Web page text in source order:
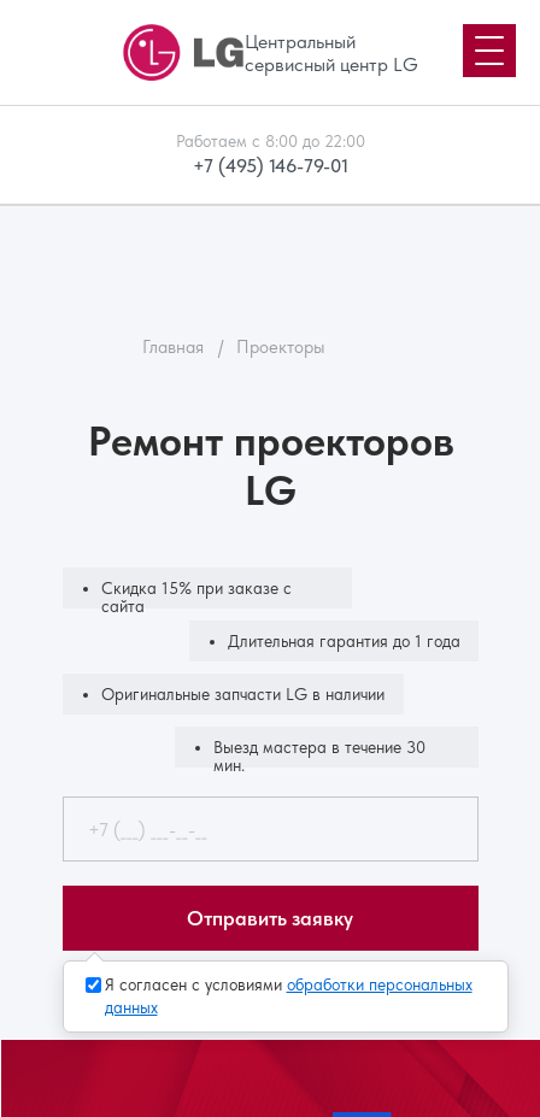
Центральный
сервисный центр LG
Работаем с 8:00 до 22:00
+7 (495) 146-79-01
Ремонт проекторов
LG
Отправить заявку
Главная Проекторы
/
Скидка 15% при заказе с
сайта
Длительная гарантия до 1 года
Оригинальные запчасти LG в наличии
Выезд мастера в течение 30
мин.
Я согласен с условиями обработки персональных
данных